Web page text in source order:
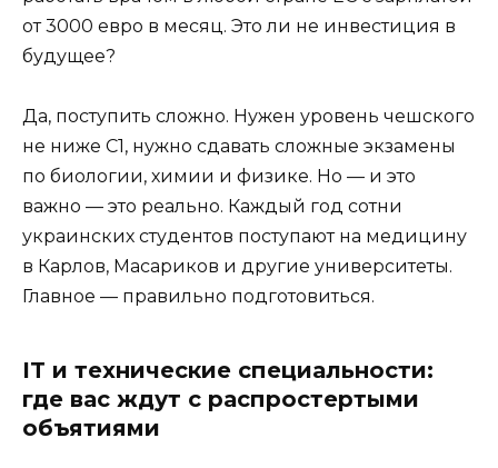
от 3000 евро в месяц. Это ли не инвестиция в
будущее?
Да, поступить сложно. Нужен уровень чешского
не ниже C1, нужно сдавать сложные экзамены
по биологии, химии и физике. Но — и это
важно — это реально. Каждый год сотни
украинских студентов поступают на медицину
в Карлов, Масариков и другие университеты.
Главное — правильно подготовиться.
IT и технические специальности:
где вас ждут с распростертыми
объятиями